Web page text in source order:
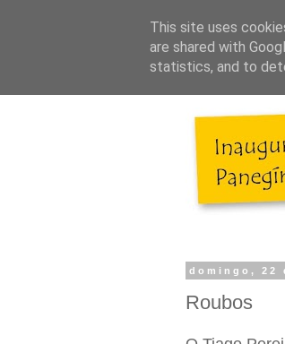
domingo, 22
Roubos
This site uses
are shared with
statistics, and to